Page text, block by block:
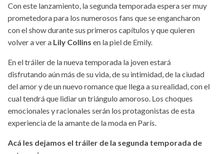
Con este lanzamiento, la segunda temporada espera ser muy
prometedora para los numerosos fans que se engancharon
con el show durante sus primeros capítulos y que quieren
volver a ver a Lily Collins en la piel de Emily.
En el tráiler de la nueva temporada la joven estará
disfrutando aún más de su vida, de su intimidad, de la ciudad
del amor y de un nuevo romance que llega a su realidad, con el
cual tendrá que lidiar un triángulo amoroso. Los choques
emocionales y racionales serán los protagonistas de esta
experiencia de la amante de la moda en París.
Acá les dejamos el tráiler de la segunda temporada de